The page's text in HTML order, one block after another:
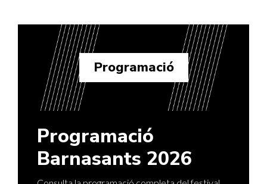
Programació
Programació
Barnasants 2026